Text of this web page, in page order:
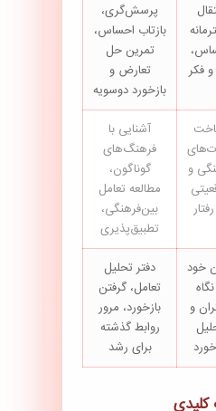
و فکر
پرسش‌گری،
بازتاب احساس،
تمرین حل
تعارض و
بازخورد دوسویه
و
آشنایی با
فرهنگ‌های
گوناگون،
مطالعه تعامل
بین‌فرهنگی،
تطبیق‌پذیری
خود
و
دفتر تحلیل
تعامل، گرفتن
بازخورد، مرور
روابط گذشته
برای رشد